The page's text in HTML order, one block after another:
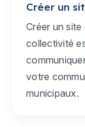
Créer un
Créer un site
collectivité
votre
municipaux.